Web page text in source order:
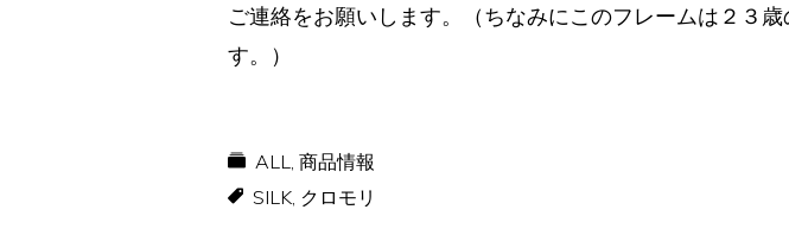
ご連絡をお願いします。（ちなみにこのフレームは２３
す。）
ALL
商品情報
SILK クロモリ